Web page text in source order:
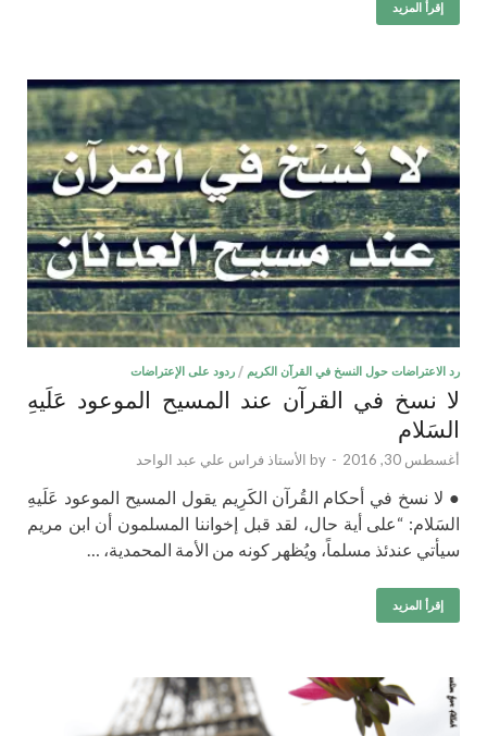
إقرأ المزيد
رد الاعتراضات حول النسخ في القرآن الكريم / ردود على الإعتراضات
لا نسخ في القرآن عند المسيح الموعود عَلَيهِ
السَلام
أغسطس 30, 2016 -
by الأستاذ فراس علي عبد الواحد
● لا نسخ في أحكام القُرآن الكَرِيم يقول المسيح الموعود عَلَيهِ
السَلام: “على أية حال، لقد قبل إخواننا المسلمون أن ابن مريم
سيأتي عندئذ مسلماً، ويُظهر كونه من الأمة المحمدية، …
إقرأ المزيد